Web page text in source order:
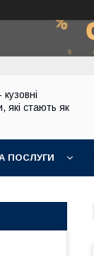
які стають як
ПОСЛУГИ